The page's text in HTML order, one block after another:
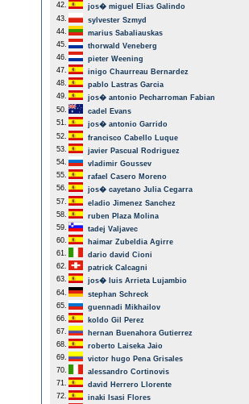
42.
jos� miguel Elias Galindo
43.
sylvester Szmyd
44.
marius Sabaliauskas
45.
thorwald Veneberg
46.
pieter Weening
47.
inigo Chaurreau Bernardez
48.
pablo Lastras Garcia
49.
jos� antonio Pecharroman Fabian
50.
cadel Evans
51.
jos� antonio Garrido
52.
francisco Cabello Luque
53.
javier Pascual Rodriguez
54.
vladimir Goussev
55.
rafael Casero Moreno
56.
jos� cayetano Julia Cegarra
57.
eladio Jimenez Sanchez
58.
ruben Plaza Molina
59.
tadej Valjavec
60.
haimar Zubeldia Agirre
61.
dario david Cioni
62.
patrick Calcagni
63.
jos� luis Arrieta Lujambio
64.
stephan Schreck
65.
guennadi Mikhailov
66.
koldo Gil Perez
67.
hernan Buenahora Gutierrez
68.
roberto Laiseka Jaio
69.
victor hugo Pena Grisales
70.
alessandro Cortinovis
71.
david Herrero Llorente
72.
inaki Isasi Flores